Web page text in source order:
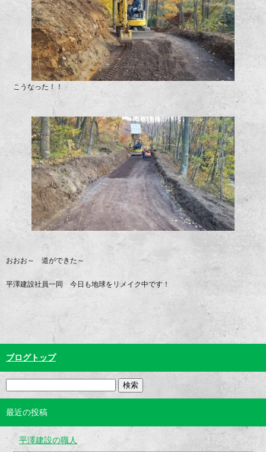
こうなった！！
おおお～ 道ができた～
平澤建設社員一同 今日も地球をリメイク中です！
ブログトップ
最近の投稿
平澤建設の職人